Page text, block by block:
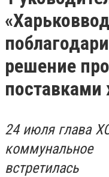
решение
поставками
24 июля глава